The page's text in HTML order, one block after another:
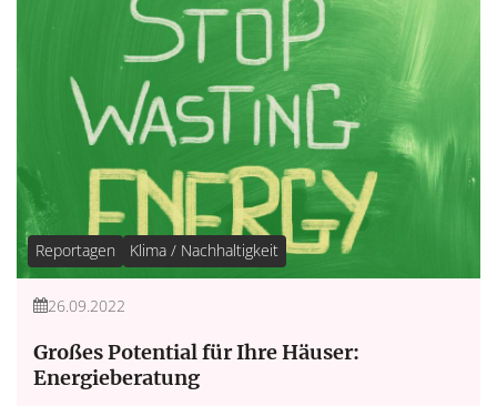
Reportagen Klima / Nachhaltigkeit
26.09.2022
Großes Potential für Ihre Häuser:
Energieberatung